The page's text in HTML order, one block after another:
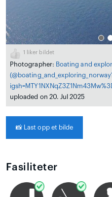
1 liker bildet
Photographer: Boating and
uploaded on 20. Jul 2025
📸 Last opp et bilde
Fasiliteter